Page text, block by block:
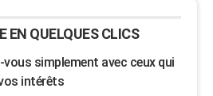
EN QUELQUES CLICS
simplement avec ceux qui
intérêts